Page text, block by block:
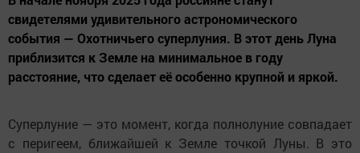
свидетелями удивительного астрономического
события — Охотничьего суперлуния. В этот день Луна
приблизится к Земле на минимальное в году
расстояние, что сделает её особенно крупной и яркой.
Суперлуние — это момент, когда полнолуние совпадает
с перигеем, ближайшей к Земле точкой Луны. В это